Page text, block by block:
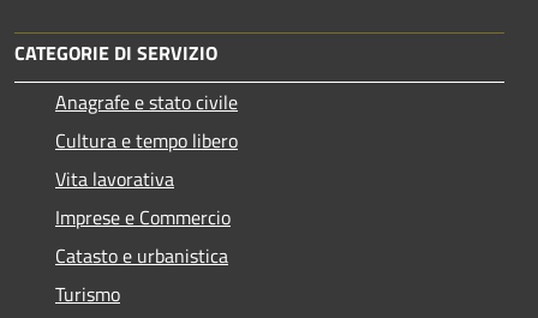
CATEGORIE DI SERVIZIO
Anagrafe e stato civile
Cultura e tempo libero
Vita lavorativa
Imprese e Commercio
Catasto e urbanistica
Turismo